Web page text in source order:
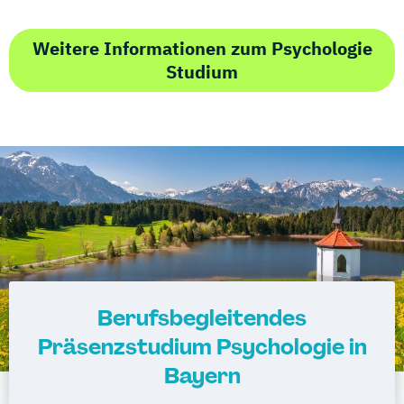
Weitere Informationen zum Psychologie
Studium
Berufsbegleitendes
Präsenzstudium Psychologie in
Bayern